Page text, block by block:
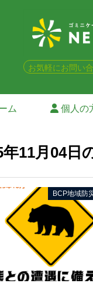
お気軽にお問い
ム 個人の
年11月04日
BCP地域防